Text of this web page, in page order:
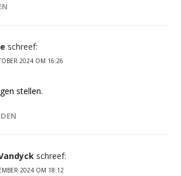
schreef:
2024 OM 16:26
stellen.
schreef:
2024 OM 18:12